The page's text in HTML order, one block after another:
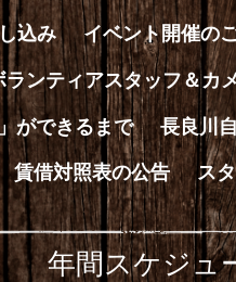
込み イベント開催の
ンティアスタッフ＆カ
ができるまで 長良川
賃借対照表の公告 ス
年間スケジュ